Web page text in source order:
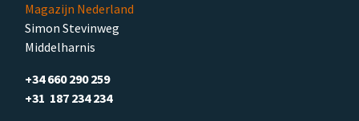
Magazijn Nederland
Simon Stevinweg
Middelharnis
+34 660 290 259
+31 187 234 234